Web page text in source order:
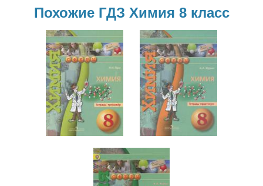
Похожие ГДЗ Химия 8 класс
Химия
8 класс
Химия
8 класс